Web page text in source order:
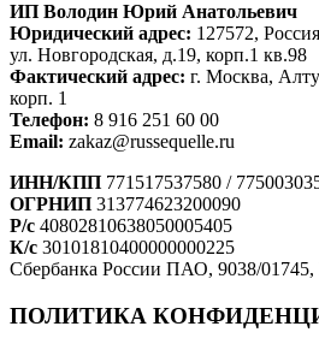
ИП Володин Юрий Анатольевич
Юридический адрес: 127572,
ул. Новгородская, д.19, корп.1 кв.98
Фактический адрес: г. Москва,
корп. 1
Телефон: 8 916 251 60 00
Email: zakaz@russequelle.ru
ИНН/КПП 771517537580 /
ОГРНИП 313774623200090
Р/с 40802810638050005405
К/с 30101810400000000225
Сбербанка России ПАО, 9038/
ПОЛИТИКА